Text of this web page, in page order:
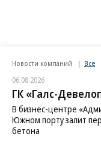
Новости компаний Все
06.08.2026
ГК «Галс-
В бизнес-центре
Южном порту залит
бетона